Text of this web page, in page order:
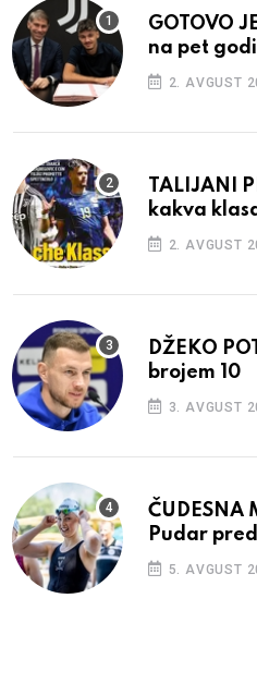
GOTOVO
na pet
2. AVGUST
TALIJANI
kakva
2. AVGUST
DŽEKO
brojem 10
3. AVGUST
ČUDESNA
Pudar
5. AVGUST